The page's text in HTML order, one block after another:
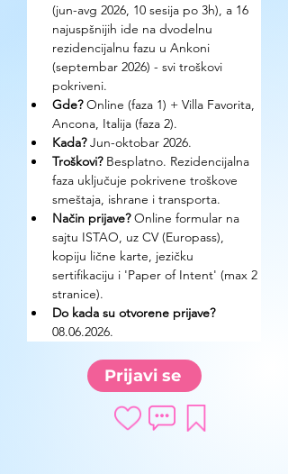
(jun-avg 2026, 10 sesija po 3h), a 16
najuspšnijih ide na dvodelnu
rezidencijalnu fazu u Ankoni
(septembar 2026) - svi troškovi
pokriveni.
Gde? Online (faza 1) + Villa Favorita,
Ancona, Italija (faza 2).
Kada? Jun-oktobar 2026.
Troškovi? Besplatno. Rezidencijalna
faza uključuje pokrivene troškove
smeštaja, ishrane i transporta.
Način prijave? Online formular na
sajtu ISTAO, uz CV (Europass),
kopiju lične karte, jezičku
sertifikaciju i 'Paper of Intent' (max 2
stranice).
Do kada su otvorene prijave?
08.06.2026.
Prijavi se